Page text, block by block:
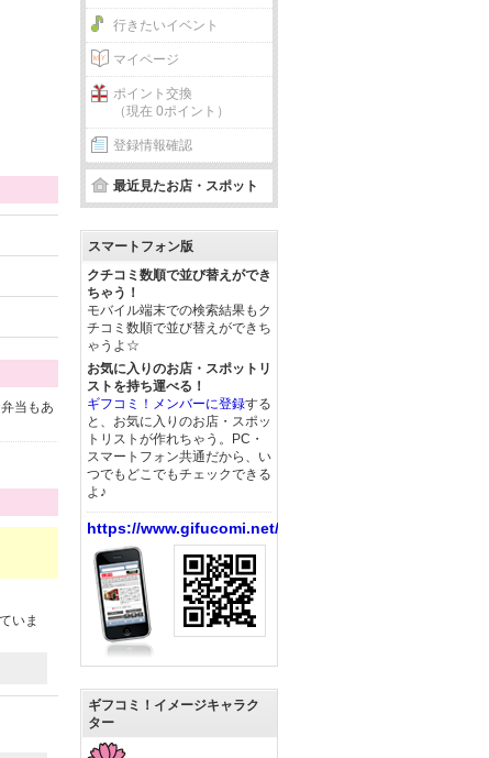
当もあ
いま
行きたいイベント
マイページ
ポイント交換
（現在 0ポイント）
登録情報確認
最近見たお店・スポット
スマートフォン版
クチコミ数順で並び替えができ
ちゃう！
モバイル端末での検索結果もク
チコミ数順で並び替えができち
ゃうよ☆
お気に入りのお店・スポットリ
ストを持ち運べる！
ギフコミ！メンバーに登録する
と、お気に入りのお店・スポッ
トリストが作れちゃう。PC・
スマートフォン共通だから、い
つでもどこでもチェックできる
よ♪
https://www.gifucomi.net/
ギフコミ！イメージキャラク
ター